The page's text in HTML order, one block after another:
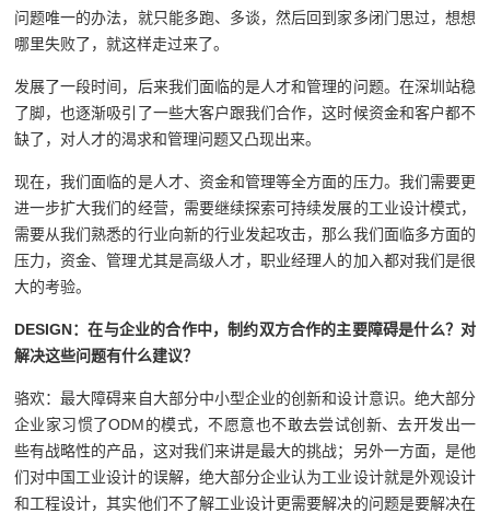
问题唯一的办法，就只能多跑、多谈，然后回到家多闭门思过，想想
哪里失败了，就这样走过来了。
发展了一段时间，后来我们面临的是人才和管理的问题。在深圳站稳
了脚，也逐渐吸引了一些大客户跟我们合作，这时候资金和客户都不
缺了，对人才的渴求和管理问题又凸现出来。
现在，我们面临的是人才、资金和管理等全方面的压力。我们需要更
进一步扩大我们的经营，需要继续探索可持续发展的工业设计模式，
需要从我们熟悉的行业向新的行业发起攻击，那么我们面临多方面的
压力，资金、管理尤其是高级人才，职业经理人的加入都对我们是很
大的考验。
DESIGN：在与企业的合作中，制约双方合作的主要障碍是什么？对
解决这些问题有什么建议？
骆欢：最大障碍来自大部分中小型企业的创新和设计意识。绝大部分
企业家习惯了ODM的模式，不愿意也不敢去尝试创新、去开发出一
些有战略性的产品，这对我们来讲是最大的挑战；另外一方面，是他
们对中国工业设计的误解，绝大部分企业认为工业设计就是外观设计
和工程设计，其实他们不了解工业设计更需要解决的问题是要解决在